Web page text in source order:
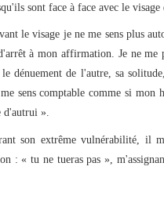
sont face à face avec le visage
le visage je ne me sens plus
à mon affirmation. Je ne me
le dénuement de l'autre, sa
sens comptable comme si mon
d'autrui ».
son extrême vulnérabilité, il
: « tu ne tueras pas »,